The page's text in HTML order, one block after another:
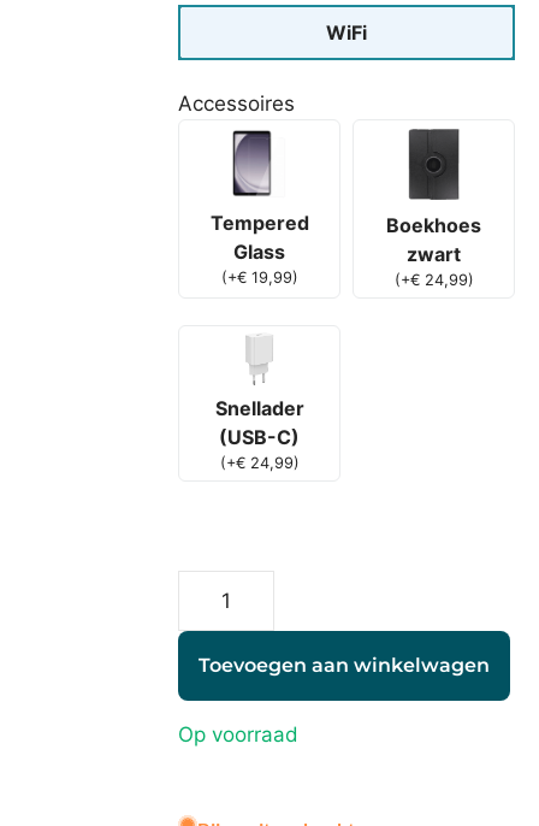
WiFi
Accessoires
Tempered
Glass
(+€19,99)
Boekhoes
zwart
(+€24,99)
Snellader
(USB-C)
(+€24,99)
Toevoegen aan winkelwagen
Op voorraad
A